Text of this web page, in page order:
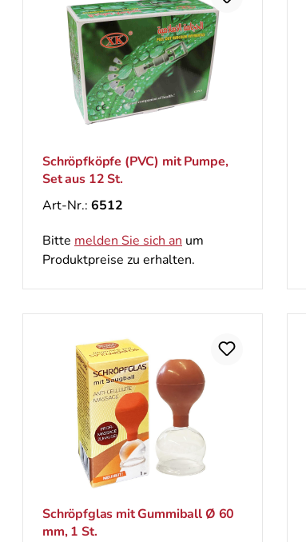
Schröpfköpfe (PVC) mit Pumpe,
Set aus 12 St.
Art-Nr.: 6512
Bitte melden Sie sich an um
Produktpreise zu erhalten.
Schröpfglas mit Gummiball Ø 60
mm, 1 St.